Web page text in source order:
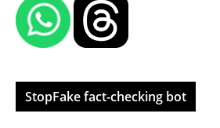
StopFake fact-checking bot